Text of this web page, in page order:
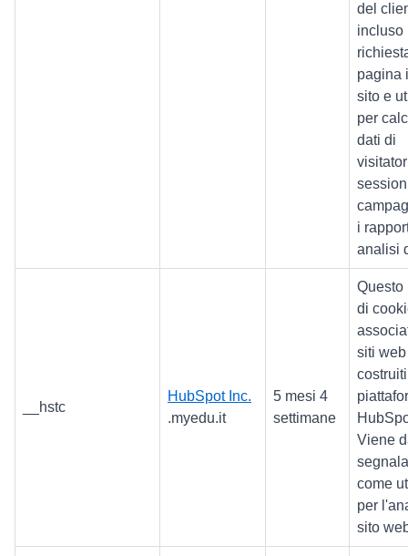
del
incluso
pagina
sito e
per
dati di
i
analisi
__hstc
HubSpot Inc.
.myedu.it
5 mesi 4
settimane
Questo
di
siti web
Viene
come
per
sito